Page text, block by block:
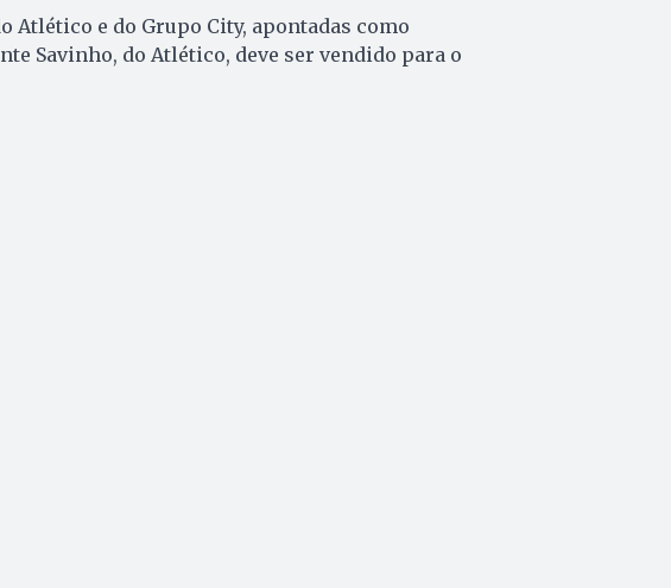
Atlético e do Grupo City, apontadas como
Savinho, do Atlético, deve ser vendido para o